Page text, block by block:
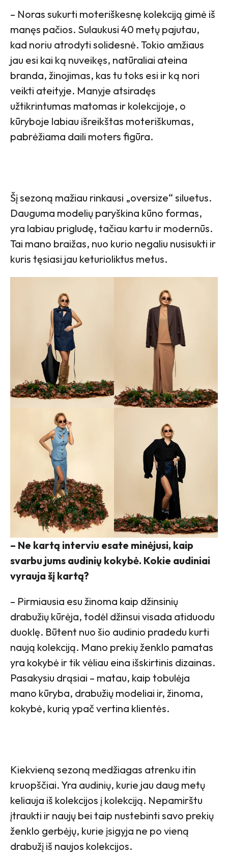
– Noras sukurti moteriškesnę kolekciją gimė iš
manęs pačios. Sulaukusi 40 metų pajutau,
kad noriu atrodyti solidesnė. Tokio amžiaus
jau esi kai ką nuveikęs, natūraliai ateina
branda, žinojimas, kas tu toks esi ir ką nori
veikti ateityje. Manyje atsiradęs
užtikrintumas matomas ir kolekcijoje, o
kūryboje labiau išreikštas moteriškumas,
pabrėžiama daili moters figūra.
Šį sezoną mažiau rinkausi „oversize“ siluetus.
Dauguma modelių paryškina kūno formas,
yra labiau prigludę, tačiau kartu ir modernūs.
Tai mano braižas, nuo kurio negaliu nusisukti ir
kuris tęsiasi jau keturioliktus metus.
– Ne kartą interviu esate minėjusi, kaip
svarbu jums audinių kokybė. Kokie audiniai
vyrauja šį kartą?
– Pirmiausia esu žinoma kaip džinsinių
drabužių kūrėja, todėl džinsui visada atiduodu
duoklę. Būtent nuo šio audinio pradedu kurti
naują kolekciją. Mano prekių ženklo pamatas
yra kokybė ir tik vėliau eina išskirtinis dizainas.
Pasakysiu drąsiai – matau, kaip tobulėja
mano kūryba, drabužių modeliai ir, žinoma,
kokybė, kurią ypač vertina klientės.
Kiekvieną sezoną medžiagas atrenku itin
kruopščiai. Yra audinių, kurie jau daug metų
keliauja iš kolekcijos į kolekciją. Nepamirštu
įtraukti ir naujų bei taip nustebinti savo prekių
ženklo gerbėjų, kurie įsigyja ne po vieną
drabužį iš naujos kolekcijos.